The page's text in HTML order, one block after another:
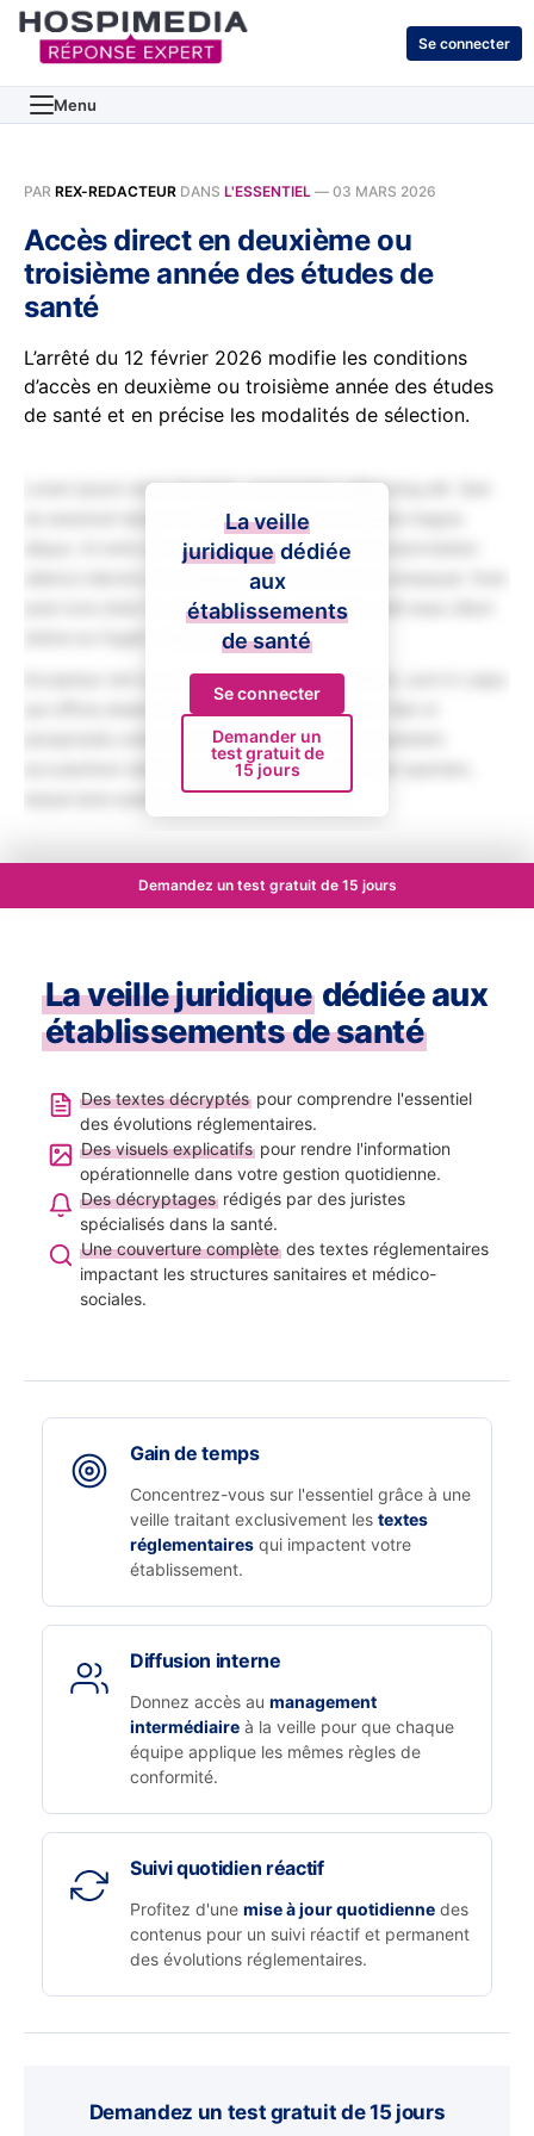
Se connecter
Menu
PAR REX-REDACTEUR DANS L'ESSENTIEL — 03 MARS 2026
Accès direct en deuxième ou
troisième année des études de
santé
L’arrêté du 12 février 2026 modifie les conditions
d’accès en deuxième ou troisième année des études
de santé et en précise les modalités de sélection.
Lorem ipsum dolor sit amet, consectetur adipiscing elit. Sed
do eiusmod tempor incididunt ut labore et dolore magna
aliqua. Ut enim ad minim veniam, quis nostrud exercitation
ullamco laboris nisi ut aliquip ex ea commodo consequat. Duis
aute irure dolor in reprehenderit in voluptate velit esse cillum
dolore eu fugiat nulla pariatur.
Excepteur sint occaecat cupidatat non proident, sunt in culpa
qui officia deserunt mollit anim id est laborum. Sed ut
perspiciatis unde omnis iste natus error sit voluptatem
accusantium doloremque laudantium, totam rem aperiam,
eaque ipsa quae ab illo inventore veritatis.
La veille
juridique dédiée
aux
établissements
de santé
Se connecter
Demander un
test gratuit de
15 jours
Demandez un test gratuit de 15 jours
La veille juridique dédiée aux
établissements de santé
Des textes décryptéspour comprendre l'essentiel
des évolutions réglementaires.
Des visuels explicatifspour rendre l'information
opérationnelle dans votre gestion quotidienne.
Des décryptagesrédigés par des juristes
spécialisés dans la santé.
Une couverture complètedes textes réglementaires
impactant les structures sanitaires et médico-
sociales.
Gain de temps
Concentrez-vous sur l'essentiel grâce à une
veille traitant exclusivement les textes
réglementaires qui impactent votre
établissement.
Diffusion interne
Donnez accès au management
intermédiaire à la veille pour que chaque
équipe applique les mêmes règles de
conformité.
Suivi quotidien réactif
Profitez d'une mise à jour quotidienne des
contenus pour un suivi réactif et permanent
des évolutions réglementaires.
Demandez un test gratuit de 15 jours